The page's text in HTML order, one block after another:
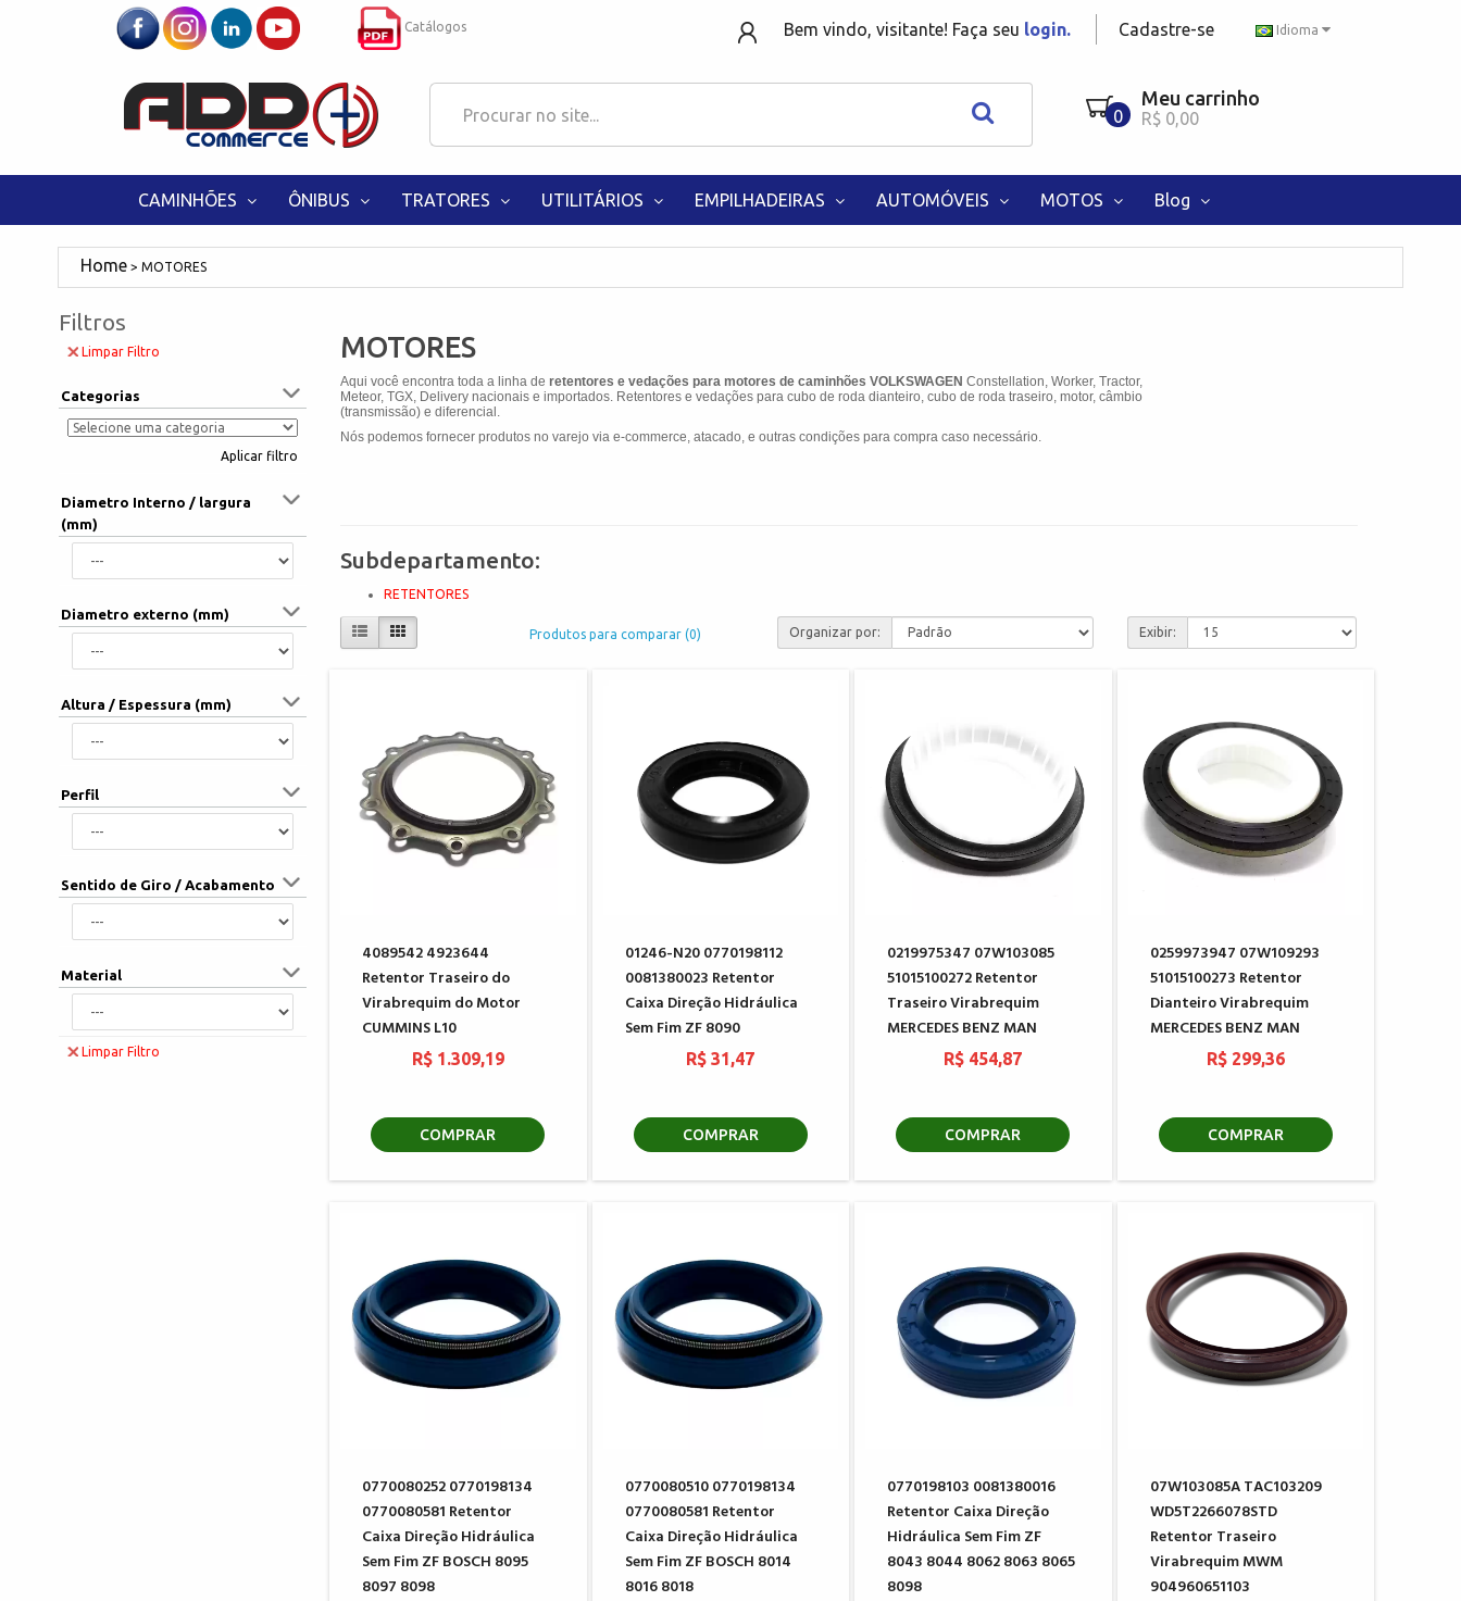
Idioma
Catálogos Bem vindo, visitante! Faça seu login. Cadastre-se
0
Meu carrinho
R$ 0,00
CAMINHÕES ÔNIBUS TRATORES UTILITÁRIOS EMPILHADEIRAS AUTOMÓVEIS MOTOS Blog
MOTORES
Filtros
Limpar Filtro
Categorias
Aplicar filtro
Diametro Interno / largura
(mm)
Diametro externo (mm)
Altura / Espessura (mm)
Perfil
Sentido de Giro / Acabamento
Material
Limpar Filtro
MOTORES
Aqui você encontra toda a linha de retentores e vedações para motores de caminhões VOLKSWAGEN Constellation, Worker, Tractor,
Meteor, TGX, Delivery nacionais e importados. Retentores e vedações para cubo de roda dianteiro, cubo de roda traseiro, motor, câmbio
(transmissão) e diferencial.
Nós podemos fornecer produtos no varejo via e-commerce, atacado, e outras condições para compra caso necessário.
Subdepartamento:
RETENTORES
Produtos para comparar (0) Organizar por: Exibir:
4089542 4923644
Retentor Traseiro do
Virabrequim do Motor
CUMMINS L10
R$ 1.309,19
COMPRAR
01246-N20 0770198112
0081380023 Retentor
Caixa Direção Hidráulica
Sem Fim ZF 8090
R$ 31,47
COMPRAR
0219975347 07W103085
51015100272 Retentor
Traseiro Virabrequim
MERCEDES BENZ MAN
R$ 454,87
COMPRAR
0259973947 07W109293
51015100273 Retentor
Dianteiro Virabrequim
MERCEDES BENZ MAN
R$ 299,36
COMPRAR
0770080252 0770198134
0770080581 Retentor
Caixa Direção Hidráulica
Sem Fim ZF BOSCH 8095
8097 8098
0770080510 0770198134
0770080581 Retentor
Caixa Direção Hidráulica
Sem Fim ZF BOSCH 8014
8016 8018
0770198103 0081380016
Retentor Caixa Direção
Hidráulica Sem Fim ZF
8043 8044 8062 8063 8065
8098
07W103085A TAC103209
WD5T2266078STD
Retentor Traseiro
Virabrequim MWM
904960651103